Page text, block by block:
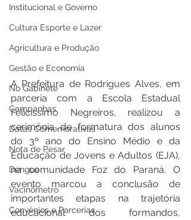
Institucional e Governo
Cultura Esporte e Lazer
Agricultura e Produção
Gestão e Economia
No Gabinete
Campanhas
Datas Comemorativas
Nota de Pesar
Dengue
Vacinômetro
Convênios e Parcerias
A Prefeitura de Rodrigues Alves, em
parceria com a Escola Estadual
Felicíssimo Negreiros, realizou a
cerimônia de formatura dos alunos
do 3º ano do Ensino Médio e da
Educação de Jovens e Adultos (EJA),
na comunidade Foz do Paraná. O
evento marcou a conclusão de
importantes etapas na trajetória
educacional dos formandos,